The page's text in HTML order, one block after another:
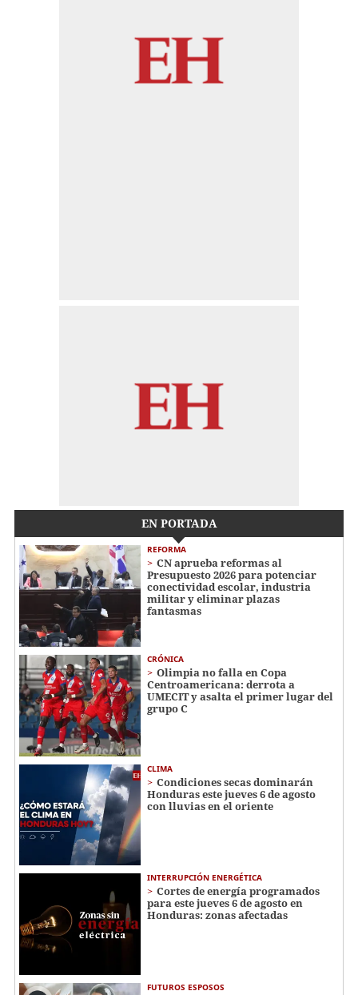
EN PORTADA
REFORMA
CN aprueba reformas al
Presupuesto 2026 para potenciar
conectividad escolar, industria
militar y eliminar plazas
fantasmas
CRÓNICA
Olimpia no falla en Copa
Centroamericana: derrota a
UMECIT y asalta el primer lugar del
grupo C
CLIMA
Condiciones secas dominarán
Honduras este jueves 6 de agosto
con lluvias en el oriente
INTERRUPCIÓN ENERGÉTICA
Cortes de energía programados
para este jueves 6 de agosto en
Honduras: zonas afectadas
FUTUROS ESPOSOS